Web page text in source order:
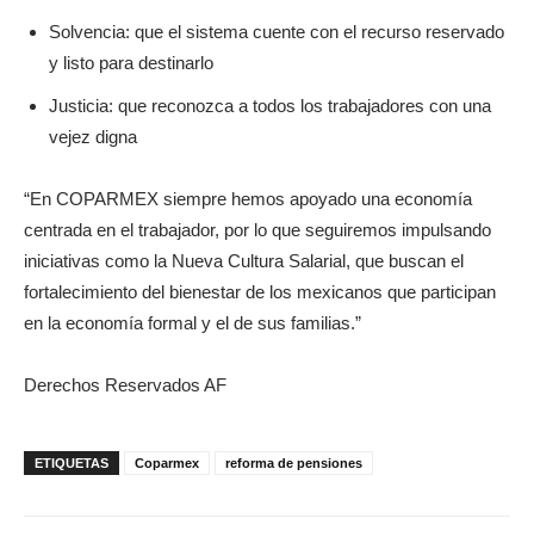
Solvencia: que el sistema cuente con el recurso reservado
y listo para destinarlo
Justicia: que reconozca a todos los trabajadores con una
vejez digna
“En COPARMEX siempre hemos apoyado una economía
centrada en el trabajador, por lo que seguiremos impulsando
iniciativas como la Nueva Cultura Salarial, que buscan el
fortalecimiento del bienestar de los mexicanos que participan
en la economía formal y el de sus familias.”
Derechos Reservados AF
ETIQUETAS Coparmex reforma de pensiones